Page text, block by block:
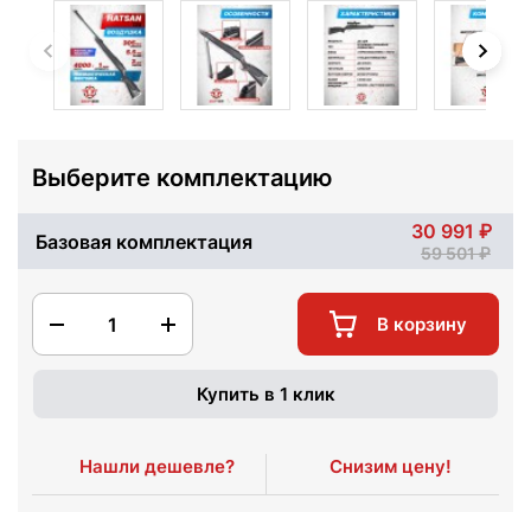
Выберите комплектацию
Базовая комплектация 30 991
59 501
1 В корзину
Купить в 1 клик
Нашли дешевле? Снизим цену!